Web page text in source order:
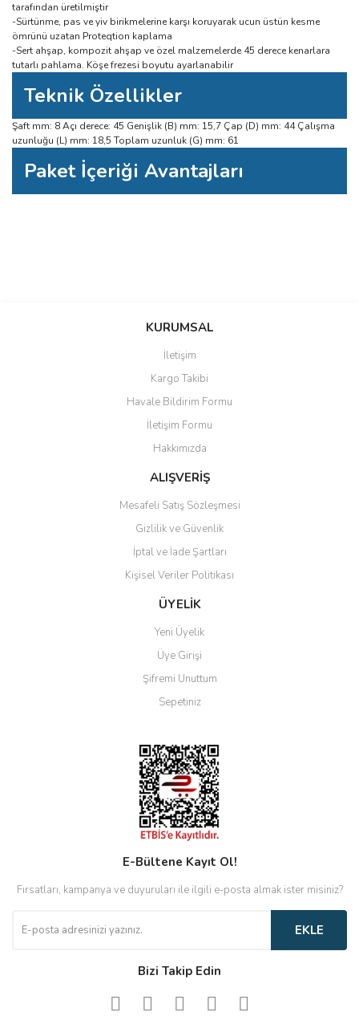
tarafından üretilmiştir
-Sürtünme, pas ve yiv birikmelerine karşı koruyarak ucun üstün kesme
ömrünü uzatan Proteqtion kaplama
-Sert ahşap, kompozit ahşap ve özel malzemelerde 45 derece kenarlara
tutarlı pahlama. Köşe frezesi boyutu ayarlanabilir
Teknik Özellikler
Şaft mm: 8 Açı derece: 45 Genişlik (B) mm: 15,7 Çap (D) mm: 44 Çalışma
uzunluğu (L) mm: 18,5 Toplam uzunluk (G) mm: 61
Paket İçeriği Avantajları
Görüş ve önerileriniz için teşekkür ederiz.
Ürün resmi kalitesiz, bozuk veya görüntülenemiyor.
Ürün açıklamasında eksik bilgiler bulunuyor.
Ürün bilgilerinde hatalar bulunuyor.
Gönder
KURUMSAL
İletişim
Kargo Takibi
Havale Bildirim Formu
İletişim Formu
Hakkımızda
ALIŞVERİŞ
Mesafeli Satış Sözleşmesi
Gizlilik ve Güvenlik
İptal ve İade Şartları
Kişisel Veriler Politikası
ÜYELİK
Yeni Üyelik
Üye Girişi
Şifremi Unuttum
Sepetiniz
E-Bültene Kayıt Ol!
Fırsatları, kampanya ve duyuruları ile ilgili e-posta almak ister misiniz?
EKLE
Bizi Takip Edin